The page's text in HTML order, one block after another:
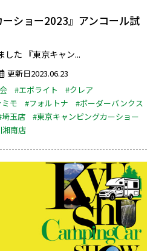
ーショー2023』アンコール試
した 『東京キャン...
更新日2023.06.23
#エボライト
#クレア
モ #フォルトナ
#ボーダーバンクス
埼玉店
#東京キャンピングカーショー
湘南店